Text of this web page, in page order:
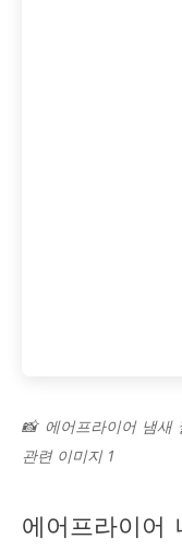
📸 에어프라이어 냄새
관련 이미지 1
에어프라이어